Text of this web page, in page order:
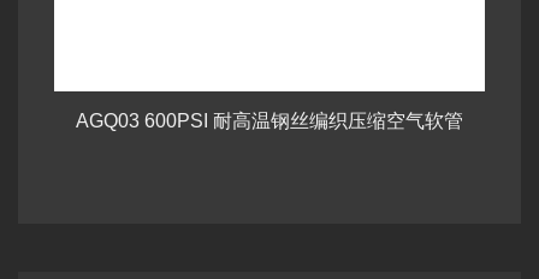
钢丝编织压缩空气软管 ISO 18752 GH14 高性能